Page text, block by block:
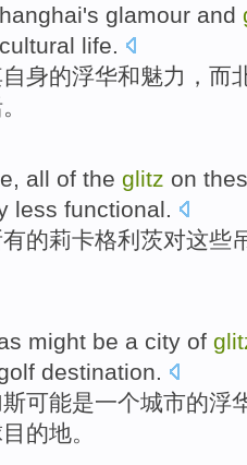
's glamour and
cultural life.
身的浮华和魅力 ，而
all of the glitz on
less functional
的莉卡格利茨对这些
might be a city of
destination.
可能是一个城市的浮
目的地。